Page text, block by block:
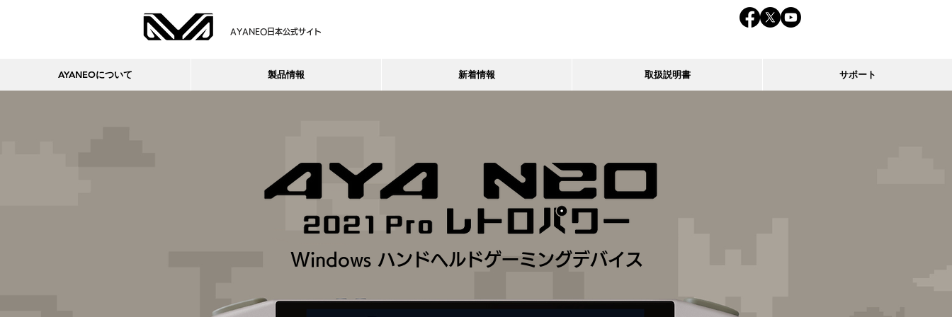
AYANEO日本公式サイト
AYANEOについて 製品情報 新着情報 取扱説明書 サポート
Windows ハンドヘルドゲーミングデバイス